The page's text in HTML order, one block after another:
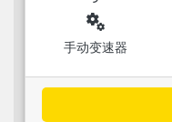
miscellaneous_services
手动变速器